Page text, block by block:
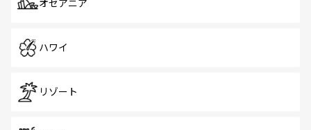
オセアニア
ハワイ
リゾート